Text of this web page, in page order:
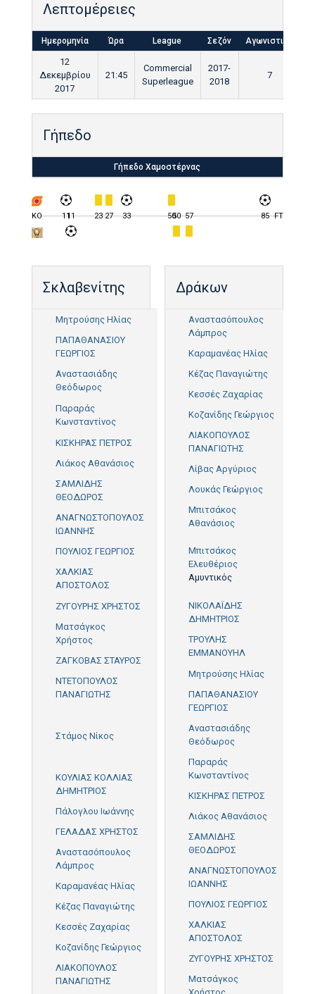
Λεπτομέρειες
Ημερομηνία Ώρα League Σεζόν Αγωνιστική
12
Δεκεμβρίου
2017
21:45
Commercial
Superleague
2017-
2018
7
Γήπεδο
Γήπεδο Χαμοστέρνας
KO 1111 2327 33 5050 57 85 FT
Σκλαβενίτης
Μητρούσης Ηλίας
ΠΑΠΑΘΑΝΑΣΙΟΥ
ΓΕΩΡΓΙΟΣ
Αναστασιάδης
Θεόδωρος
Παραράς
Κωνσταντίνος
ΚΙΣΚΗΡΑΣ ΠΕΤΡΟΣ
Λιάκος Αθανάσιος
ΣΑΜΛΙΔΗΣ
ΘΕΟΔΩΡΟΣ
ΑΝΑΓΝΩΣΤΟΠΟΥΛΟΣ
ΙΩΑΝΝΗΣ
ΠΟΥΛΙΟΣ ΓΕΩΡΓΙΟΣ
ΧΑΛΚΙΑΣ
ΑΠΟΣΤΟΛΟΣ
ΖΥΓΟΥΡΗΣ ΧΡΗΣΤΟΣ
Ματσάγκος
Χρήστος
ΖΑΓΚΟΒΑΣ ΣΤΑΥΡΟΣ
ΝΤΕΤΟΠΟΥΛΟΣ
ΠΑΝΑΓΙΩΤΗΣ
Στάμος Νίκος
ΚΟΥΛΙΑΣ ΚΟΛΛΙΑΣ
ΔΗΜΗΤΡΙΟΣ
Πάλογλου Ιωάννης
ΓΕΛΑΔΑΣ ΧΡΗΣΤΟΣ
Αναστασόπουλος
Λάμπρος
Καραμανέας Ηλίας
Κέζας Παναγιώτης
Κεσσές Ζαχαρίας
Κοζανίδης Γεώργιος
ΛΙΑΚΟΠΟΥΛΟΣ
ΠΑΝΑΓΙΩΤΗΣ
Δράκων
Αναστασόπουλος
Λάμπρος
Καραμανέας Ηλίας
Κέζας Παναγιώτης
Κεσσές Ζαχαρίας
Κοζανίδης Γεώργιος
ΛΙΑΚΟΠΟΥΛΟΣ
ΠΑΝΑΓΙΩΤΗΣ
Λίβας Αργύριος
Λουκάς Γεώργιος
Μπιτσάκος
Αθανάσιος
Μπιτσάκος
Ελευθέριος
Αμυντικός
ΝΙΚΟΛΑΪΔΗΣ
ΔΗΜΗΤΡΙΟΣ
ΤΡΟΥΛΗΣ
ΕΜΜΑΝΟΥΗΛ
Μητρούσης Ηλίας
ΠΑΠΑΘΑΝΑΣΙΟΥ
ΓΕΩΡΓΙΟΣ
Αναστασιάδης
Θεόδωρος
Παραράς
Κωνσταντίνος
ΚΙΣΚΗΡΑΣ ΠΕΤΡΟΣ
Λιάκος Αθανάσιος
ΣΑΜΛΙΔΗΣ
ΘΕΟΔΩΡΟΣ
ΑΝΑΓΝΩΣΤΟΠΟΥΛΟΣ
ΙΩΑΝΝΗΣ
ΠΟΥΛΙΟΣ ΓΕΩΡΓΙΟΣ
ΧΑΛΚΙΑΣ
ΑΠΟΣΤΟΛΟΣ
ΖΥΓΟΥΡΗΣ ΧΡΗΣΤΟΣ
Ματσάγκος
Χρήστος